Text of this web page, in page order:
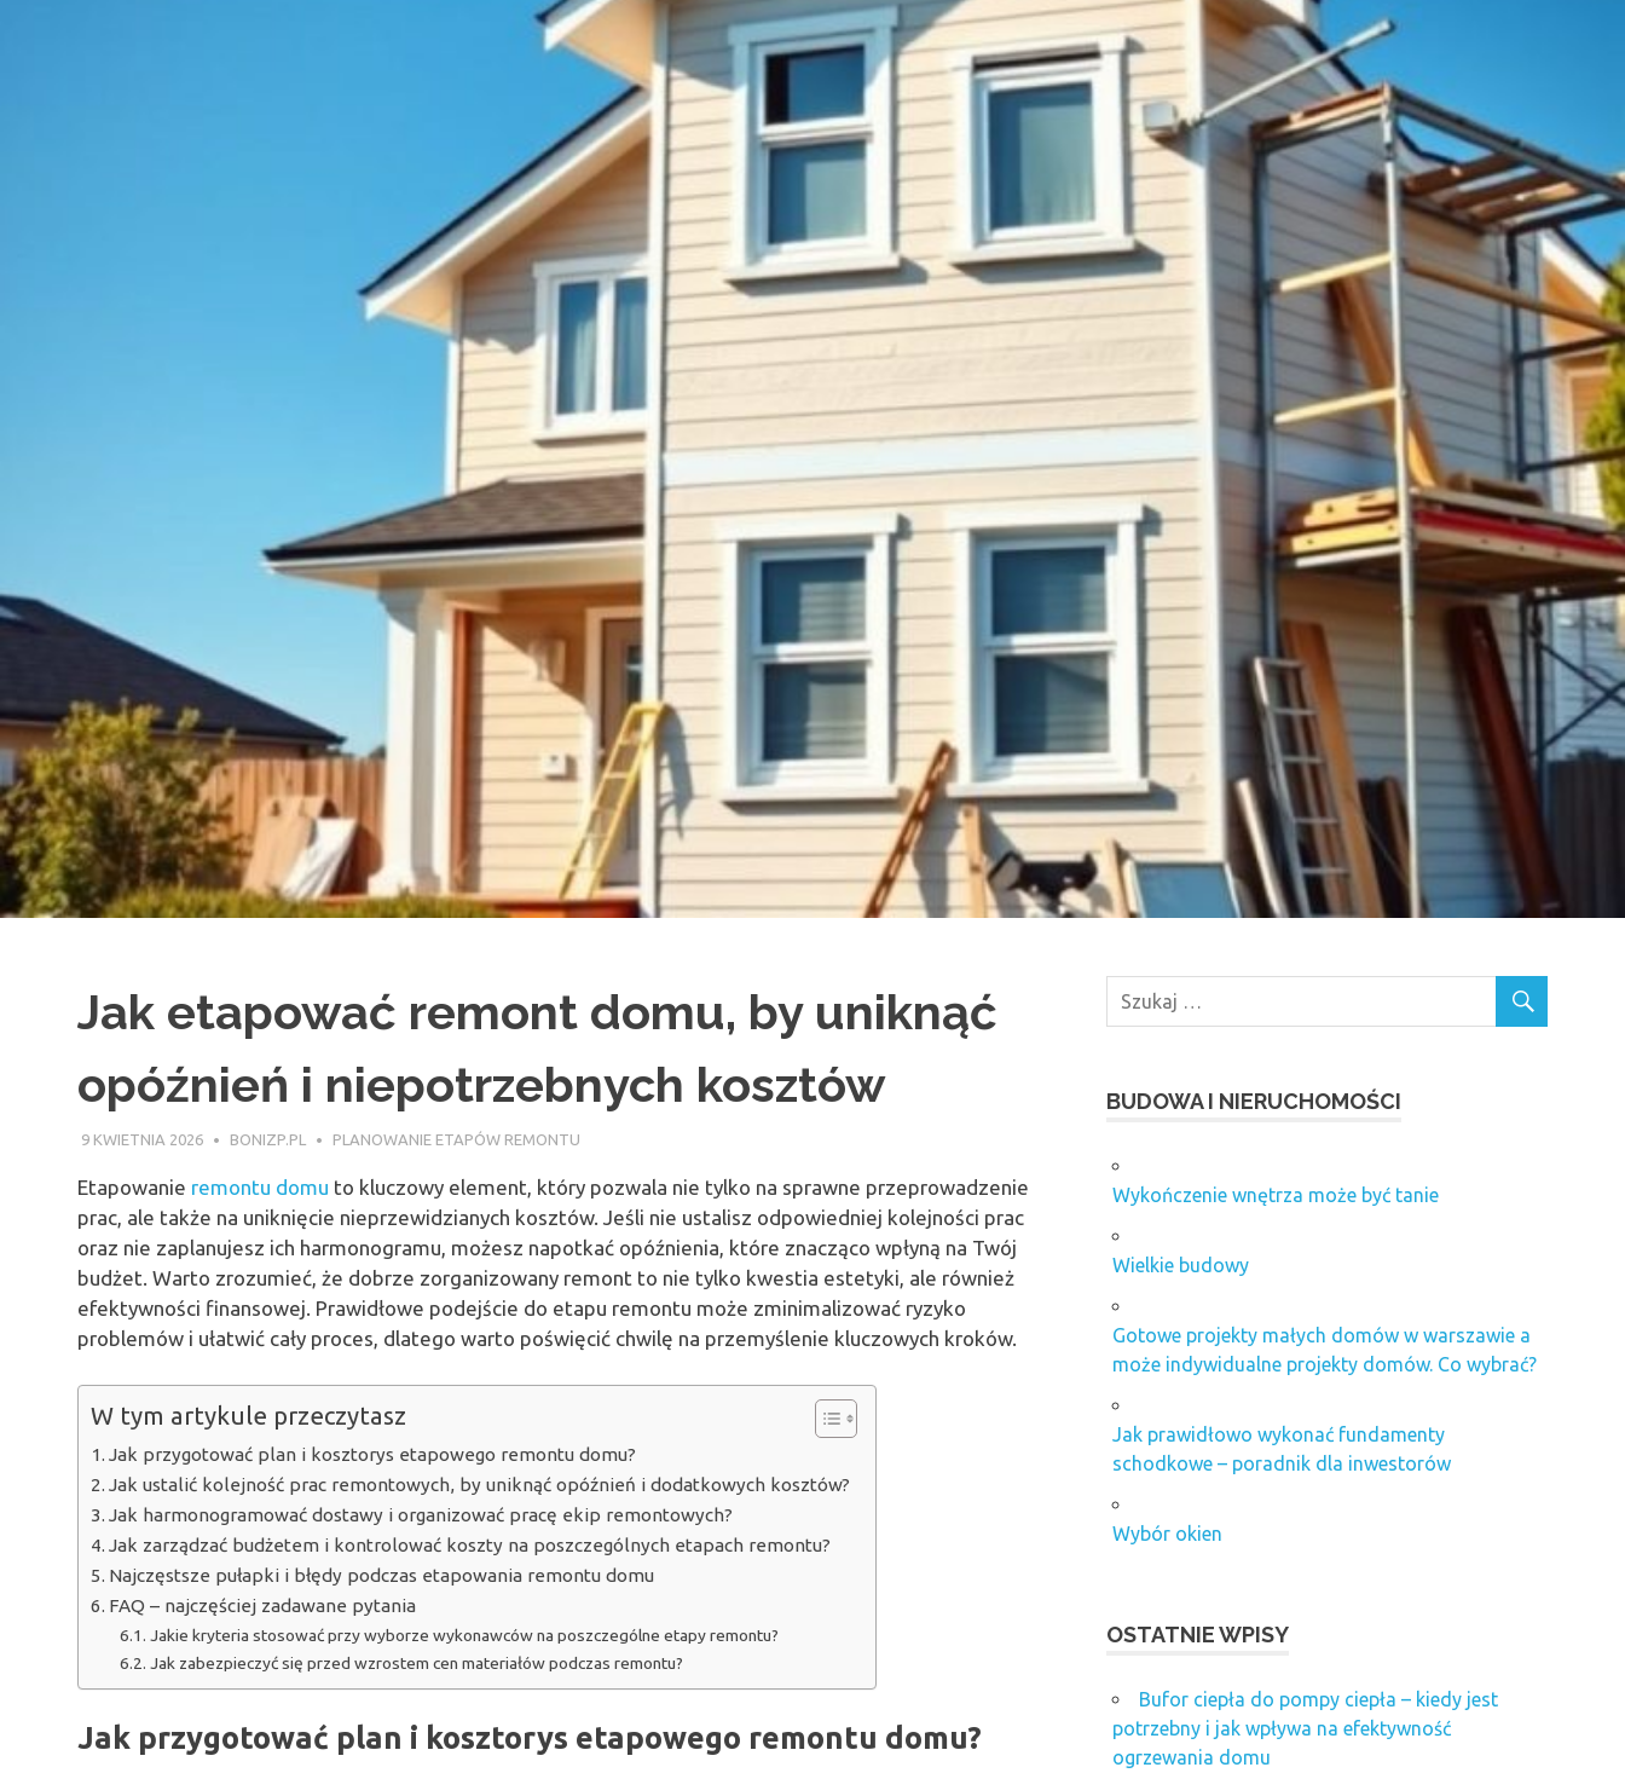
Jak etapować remont domu, by uniknąć
opóźnień i niepotrzebnych kosztów
9 KWIETNIA 2026 BONIZP.PL PLANOWANIE ETAPÓW REMONTU
Etapowanie remontu domu to kluczowy element, który pozwala nie tylko na sprawne przeprowadzenie
prac, ale także na uniknięcie nieprzewidzianych kosztów. Jeśli nie ustalisz odpowiedniej kolejności prac
oraz nie zaplanujesz ich harmonogramu, możesz napotkać opóźnienia, które znacząco wpłyną na Twój
budżet. Warto zrozumieć, że dobrze zorganizowany remont to nie tylko kwestia estetyki, ale również
efektywności finansowej. Prawidłowe podejście do etapu remontu może zminimalizować ryzyko
problemów i ułatwić cały proces, dlatego warto poświęcić chwilę na przemyślenie kluczowych kroków.
W tym artykule przeczytasz
Jak przygotować plan i kosztorys etapowego remontu domu?
Jak ustalić kolejność prac remontowych, by uniknąć opóźnień i dodatkowych kosztów?
Jak harmonogramować dostawy i organizować pracę ekip remontowych?
Jak zarządzać budżetem i kontrolować koszty na poszczególnych etapach remontu?
Najczęstsze pułapki i błędy podczas etapowania remontu domu
FAQ – najczęściej zadawane pytania
Jakie kryteria stosować przy wyborze wykonawców na poszczególne etapy remontu?
Jak zabezpieczyć się przed wzrostem cen materiałów podczas remontu?
Jak przygotować plan i kosztorys etapowego remontu domu?
BUDOWA I NIERUCHOMOŚCI
Wykończenie wnętrza może być tanie
Wielkie budowy
Gotowe projekty małych domów w warszawie a
może indywidualne projekty domów. Co wybrać?
Jak prawidłowo wykonać fundamenty
schodkowe – poradnik dla inwestorów
Wybór okien
OSTATNIE WPISY
Bufor ciepła do pompy ciepła – kiedy jest
potrzebny i jak wpływa na efektywność
ogrzewania domu